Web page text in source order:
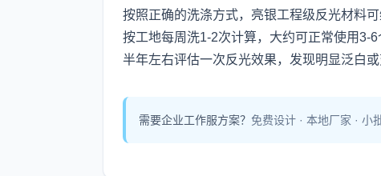
按照正确的洗涤方式，亮银工程级反光材料
按工地每周洗1-2次计算，大约可正常使用3-
半年左右评估一次反光效果，发现明显泛白或
需要企业工作服方案？ 免费设计 · 本地厂家 · 小